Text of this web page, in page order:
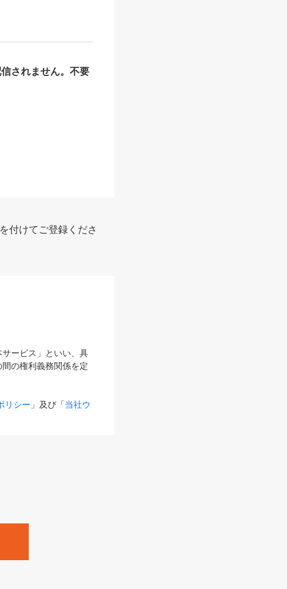
されません。不要
付けてご登録くださ
ービス」といい、具
の権利義務関係を定
リシー 」及び「当社ウ
更後のサービスを含
。
Zine」「HRzine」